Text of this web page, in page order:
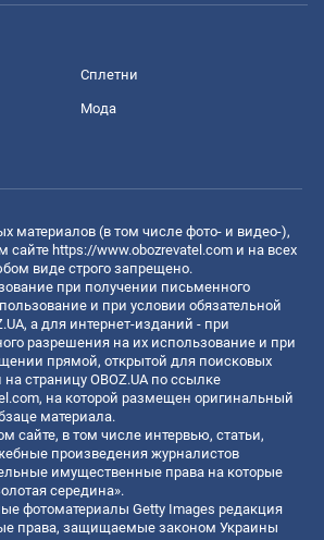
Сплетни
Мода
материалов (в том числе фото- и видео-),
сайте https://www.obozrevatel.com и на всех
виде строго запрещено.
при получении письменного
и при условии обязательной
а для интернет-изданий - при
разрешения на их использование и при
прямой, открытой для поисковых
страницу OBOZ.UA по ссылке
, на которой размещен оригинальный
материала.
сайте, в том числе интервью, статьи,
произведения журналистов
имущественные права на которые
середина».
фотоматериалы Getty Images редакция
права, защищаемые законом Украины